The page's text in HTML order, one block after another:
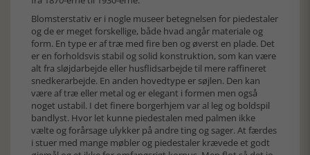
Blomsterstativ er i nogle museer betegnelsen for piedestaler
og de er meget forskellige, både hvad angår materiale og
form. En type er af træ med fire ben og øverst en plade. Det
er en forholdsvis stabil og solid konstruktion, som kan være
alt fra sløjdarbejde eller husflidsarbejde til mere raffineret
snedkerarbejde. En anden hovedtype er søjlen. Den kan
være af træ eller metal og er elegant i formen men også
noget ustabil. I det finere borgerhjem var al leg og boldspil
bandlyst. Hvor let kunne piedestalen med palmen ikke
vælte og forårsage ulykker på andre ting og sager. At færdes
i stuer med mange møbler og piedestaler krævede et godt